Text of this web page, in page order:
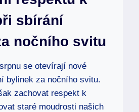
sbírání
nočního svitu
se otevírají nové
bylinek za nočního svitu.
zachovat respekt k
staré moudrosti našich